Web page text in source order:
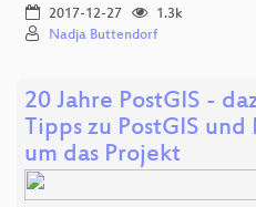
2017-12-27
1.3k
Nadja Buttendorf
20 Jahre PostGIS -
Tipps zu PostGIS
um das Projekt